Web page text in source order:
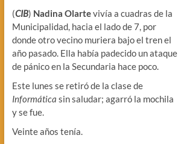
(CIB) Nadina Olartevivía a cuadras de la
Municipalidad, hacia el lado de 7, por
donde otro vecino muriera bajo el tren el
año pasado. Ella había padecido un ataque
de pánico en la Secundaria hace poco.
Este lunes se retiró de la clase de
Informática sin saludar; agarró la mochila
y se fue.
Veinte años tenía.